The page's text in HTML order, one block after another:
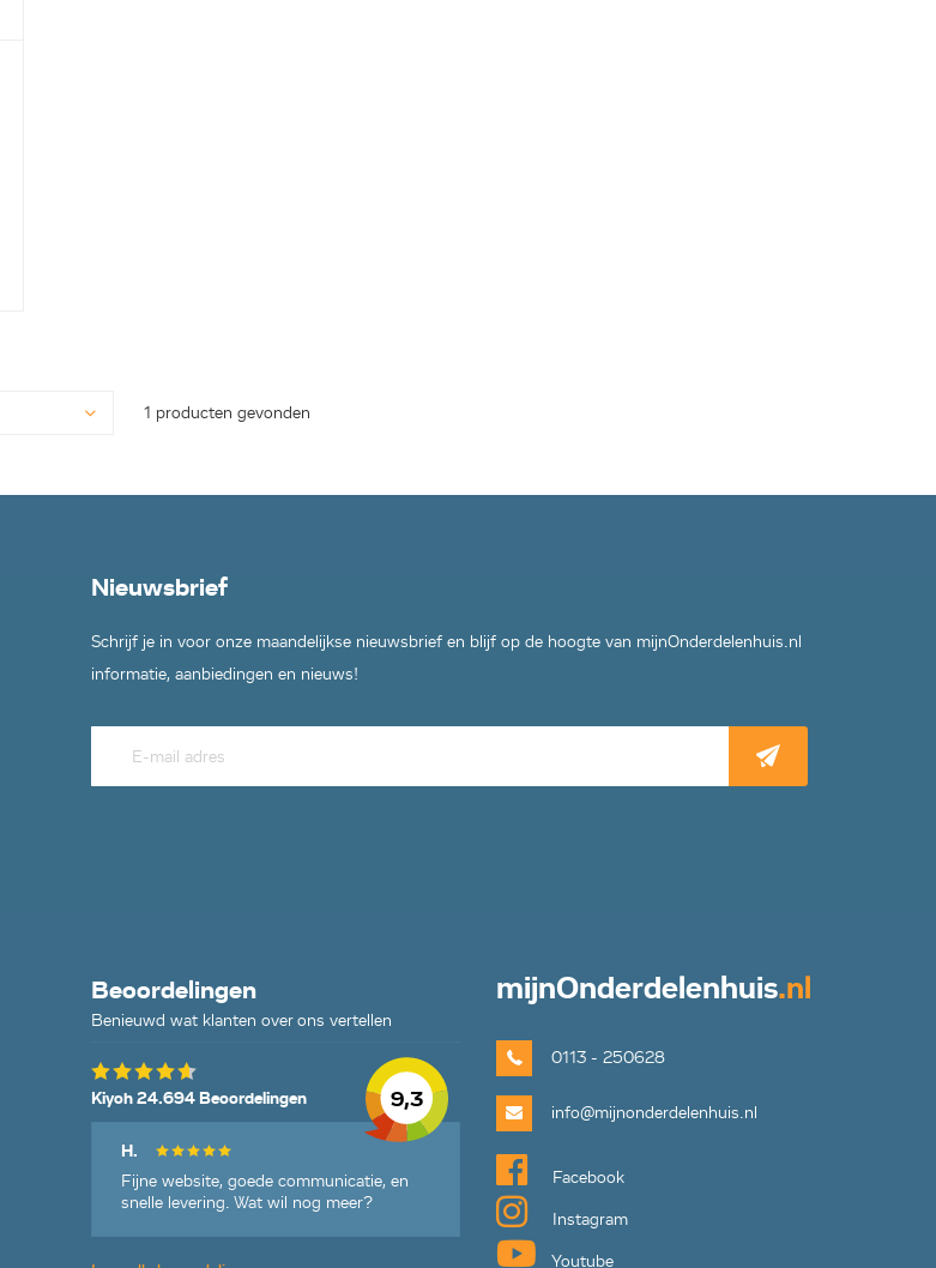
1 producten gevonden
Nieuwsbrief
Schrijf je in voor onze maandelijkse nieuwsbrief en blijf op de hoogte van mijnOnderdelenhuis.nl
informatie, aanbiedingen en nieuws!
Beoordelingen
Benieuwd wat klanten over ons vertellen
9,3
Kiyoh 24.694 Beoordelingen
H.
Fijne website, goede communicatie, en
snelle levering. Wat wil nog meer?
mijnOnderdelenhuis.nl
0113 - 250628
info@mijnonderdelenhuis.nl
Facebook
Instagram
Youtube